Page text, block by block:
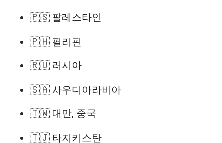
🇵🇸 팔레스타인
🇵🇭 필리핀
🇷🇺 러시아
🇸🇦 사우디아라비아
🇹🇼 대만, 중국
🇹🇯 타지키스탄